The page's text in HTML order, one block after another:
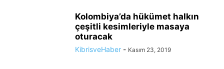
Kolombiya’da hükümet halkın
çeşitli kesimleriyle masaya
oturacak
KibrisveHaber - Kasım 23, 2019